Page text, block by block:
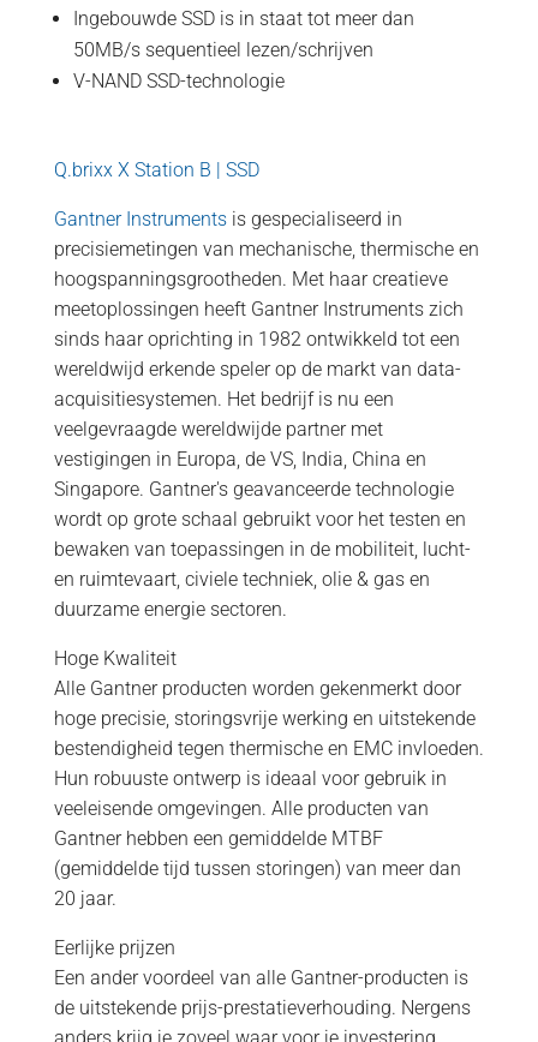
Ingebouwde SSD is in staat tot meer dan
50MB/s sequentieel lezen/schrijven
V-NAND SSD-technologie
Q.brixx X Station B | SSD
Gantner Instrumentsis gespecialiseerd in
precisiemetingen van mechanische, thermische en
hoogspanningsgrootheden. Met haar creatieve
meetoplossingen heeft Gantner Instruments zich
sinds haar oprichting in 1982 ontwikkeld tot een
wereldwijd erkende speler op de markt van data-
acquisitiesystemen. Het bedrijf is nu een
veelgevraagde wereldwijde partner met
vestigingen in Europa, de VS, India, China en
Singapore. Gantner's geavanceerde technologie
wordt op grote schaal gebruikt voor het testen en
bewaken van toepassingen in de mobiliteit, lucht-
en ruimtevaart, civiele techniek, olie & gas en
duurzame energie sectoren.
Hoge Kwaliteit
Alle Gantner producten worden gekenmerkt door
hoge precisie, storingsvrije werking en uitstekende
bestendigheid tegen thermische en EMC invloeden.
Hun robuuste ontwerp is ideaal voor gebruik in
veeleisende omgevingen. Alle producten van
Gantner hebben een gemiddelde MTBF
(gemiddelde tijd tussen storingen) van meer dan
20 jaar.
Eerlijke prijzen
Een ander voordeel van alle Gantner-producten is
de uitstekende prijs-prestatieverhouding. Nergens